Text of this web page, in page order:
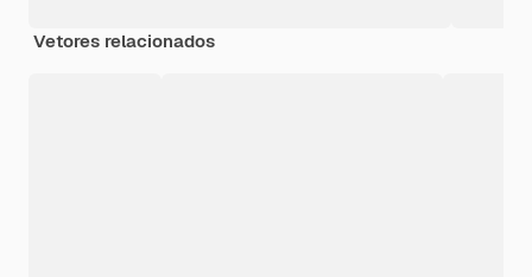
Vetores relacionados